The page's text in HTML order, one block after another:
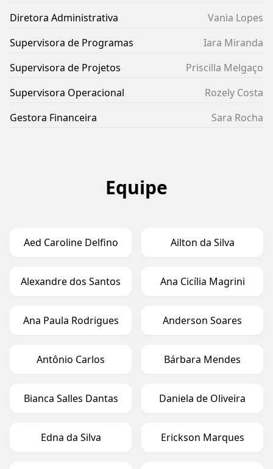
Diretora Administrativa
Vania Lopes
Supervisora de Programas
Iara Miranda
Supervisora de Projetos
Priscilla Melgaço
Supervisora Operacional
Rozely Costa
Gestora Financeira
Sara Rocha
Equipe
Aed Caroline Delfino Ailton da Silva
Alexandre dos Santos Ana Cicília Magrini
Ana Paula Rodrigues Anderson Soares
Antônio Carlos Bárbara Mendes
Bianca Salles Dantas Daniela de Oliveira
Edna da Silva Erickson Marques